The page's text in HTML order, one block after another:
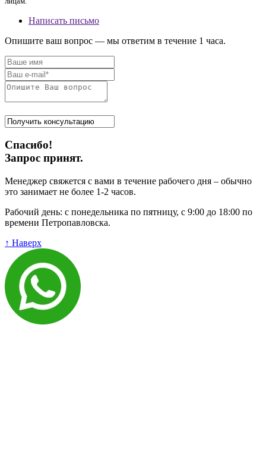
Написать письмо
Опишите ваш вопрос — мы ответим в течение 1 часа.
Спасибо!
Запрос принят.
Менеджер свяжется с вами в течение рабочего дня – обычно
это занимает не более 1-2 часов.
Рабочий день: с понедельника по пятницу, с 9:00 до 18:00 по
времени Петропавловска.
↑ Наверх